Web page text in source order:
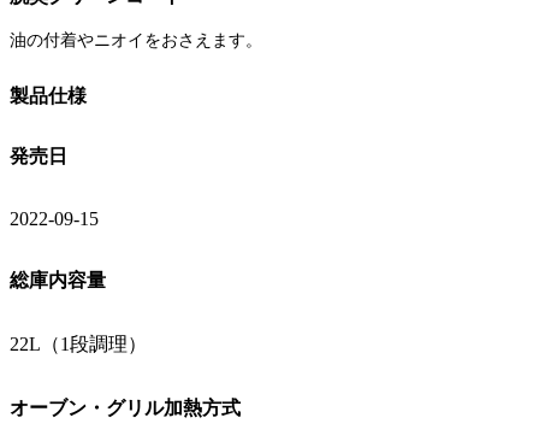
油の付着やニオイをおさえます。
製品仕様
発売日
2022-09-15
総庫内容量
22L（1段調理）
オーブン・グリル加熱方式